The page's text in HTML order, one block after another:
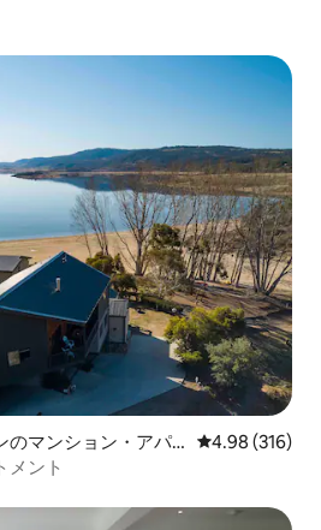
す。
のマンション・アパ
レビュー316
4.98 (316)
メント